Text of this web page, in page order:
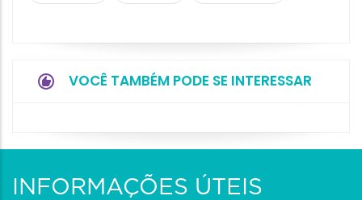
VOCÊ TAMBÉM PODE SE INTERESSAR
INFORMAÇÕES ÚTEIS